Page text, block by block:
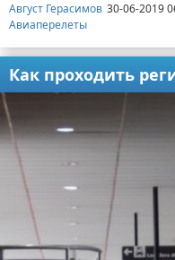
Август Герасимов 30-06-2019
Авиаперелеты
Как проходить